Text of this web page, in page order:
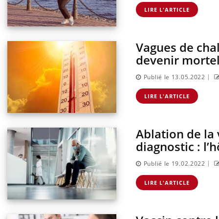
LIRE L'ARTICLE
Vagues de
devenir
Publié le 13.05.2022 |
LIRE L'ARTICLE
Ablation de la
diagnostic :
Publié le 19.02.2022 |
LIRE L'ARTICLE